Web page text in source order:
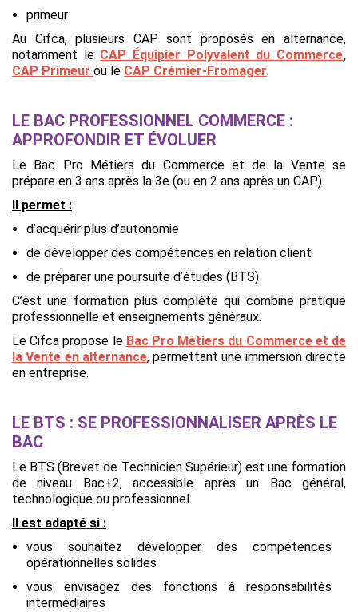
primeur
Au Cifca, plusieurs CAP sont proposés en alternance,
notamment le CAP Équipier Polyvalent du Commerce,
CAP Primeur ou le CAP Crémier-Fromager.
LE BAC PROFESSIONNEL COMMERCE :
APPROFONDIR ET ÉVOLUER
Le Bac Pro Métiers du Commerce et de la Vente se
prépare en 3 ans après la 3e (ou en 2 ans après un CAP).
Il permet :
d’acquérir plus d’autonomie
de développer des compétences en relation client
de préparer une poursuite d’études (BTS)
C’est une formation plus complète qui combine pratique
professionnelle et enseignements généraux.
Le Cifca propose le Bac Pro Métiers du Commerce et de
la Vente en alternance, permettant une immersion directe
en entreprise.
LE BTS : SE PROFESSIONNALISER APRÈS LE
BAC
Le BTS (Brevet de Technicien Supérieur) est une formation
de niveau Bac+2, accessible après un Bac général,
technologique ou professionnel.
Il est adapté si :
vous souhaitez développer des compétences
opérationnelles solides
vous envisagez des fonctions à responsabilités
intermédiaires